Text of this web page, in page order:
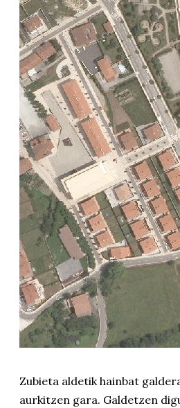
Zubieta aldetik hainbat
aurkitzen gara. Galdetzen